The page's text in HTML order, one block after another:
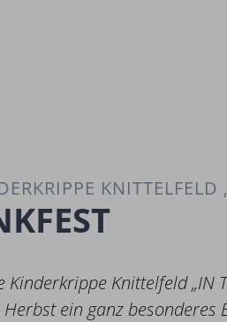
Knittelfeld „IN
ein ganz besonderes